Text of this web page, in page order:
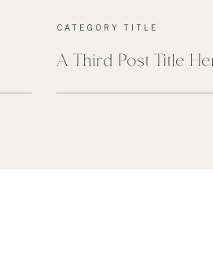
A Third Post Title
CATEGORY TITLE